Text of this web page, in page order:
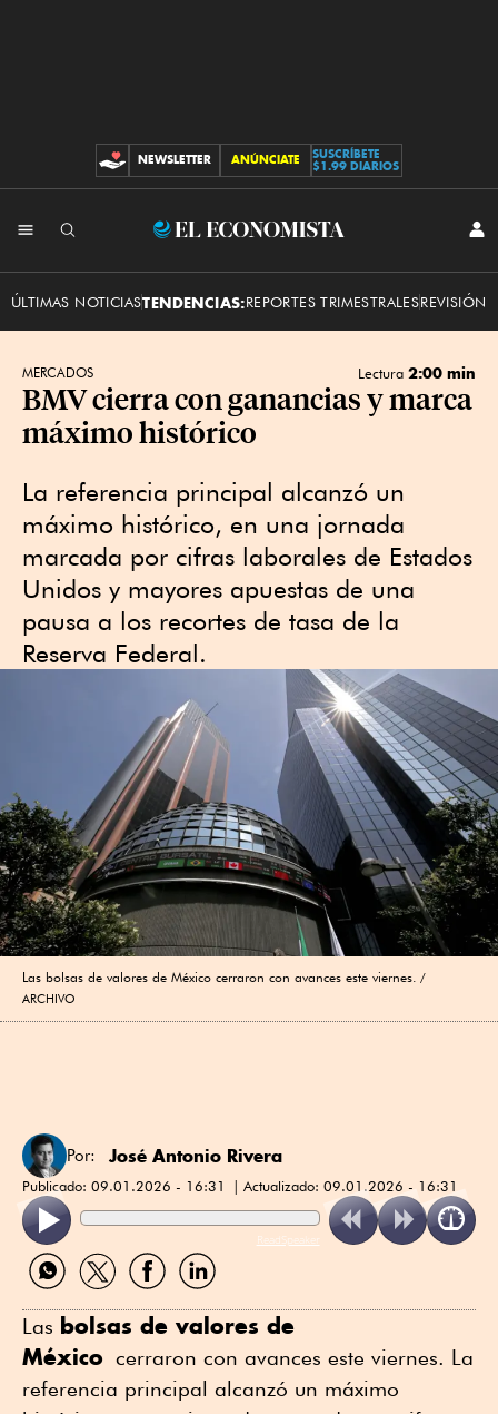
CONTRIBUCIONES
NEWSLETTER ANÚNCIATE
SUSCRÍBETE
$1.99 DIARIOS
El
ÚLTIMAS NOTICIASTENDENCIAS:REPORTES TRIMESTRALESREVISIÓN
MERCADOS Lectura 2:00 min
BMV cierra con ganancias y marca
máximo histórico
La referencia principal alcanzó un
máximo histórico, en una jornada
marcada por cifras laborales de Estados
Unidos y mayores apuestas de una
pausa a los recortes de tasa de la
Reserva Federal.
Las bolsas de valores de México cerraron con avances este viernes.
ARCHIVO
Por: José Antonio Rivera
Publicado: 09.01.2026 - 16:31 Actualizado: 09.01.2026 - 16:31
ReadSpeaker
Compartir
por
Compartir
por
Compartir
por
Compartir
por
Las bolsas de valores de
México cerraron con avances este viernes. La
referencia principal alcanzó un máximo